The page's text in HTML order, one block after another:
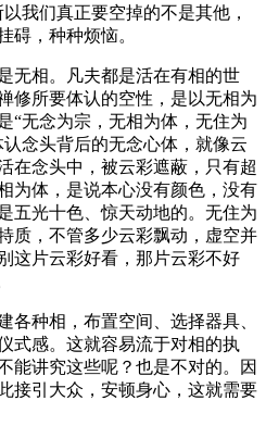
我们真正要空掉的不是其他，
碍，种种烦恼。
相。凡夫都是活在有相的世
修所要体认的空性，是以无相为
“无念为宗，无相为体，无住为
念头背后的无念心体，就像云
在念头中，被云彩遮蔽，只有超
为体，是说本心没有颜色，没有
五光十色、惊天动地的。无住为
质，不管多少云彩飘动，虚空并
这片云彩好看，那片云彩不好
种相，布置空间、选择器具、
式感。这就容易流于对相的执
能讲究这些呢？也是不对的。因
接引大众，安顿身心，这就需要